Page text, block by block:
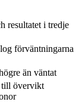
resultatet i tredje
förväntningarna
än väntat
till övervikt